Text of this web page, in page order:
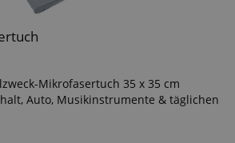
Mikrofasertuch 35 x 35 cm
Auto, Musikinstrumente & täglichen
für gute Staubaufnahme